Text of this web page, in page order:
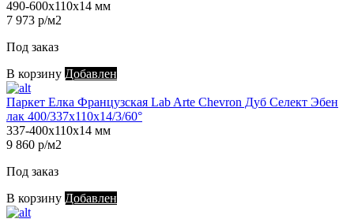
490-600х110х14 мм
7 973 р/м2
Под заказ
В корзину Добавлен
Паркет Елка Французская Lab Arte Chevron Дуб Селект Эбен
лак 400/337х110х14/3/60°
337-400х110х14 мм
9 860 р/м2
Под заказ
В корзину Добавлен